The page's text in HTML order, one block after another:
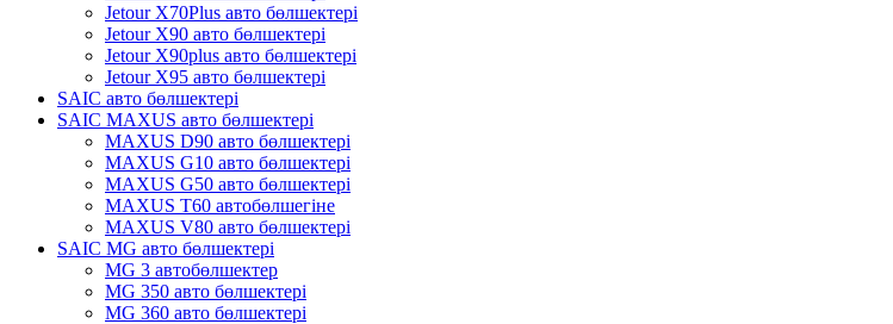
Jetour X70Plus авто бөлшектері
Jetour X90 авто бөлшектері
Jetour X90plus авто бөлшектері
Jetour X95 авто бөлшектері
SAIC авто бөлшектері
SAIC MAXUS авто бөлшектері
MAXUS D90 авто бөлшектері
MAXUS G10 авто бөлшектері
MAXUS G50 авто бөлшектері
MAXUS T60 автобөлшегіне
MAXUS V80 авто бөлшектері
SAIC MG авто бөлшектері
MG 3 автобөлшектер
MG 350 авто бөлшектері
MG 360 авто бөлшектері